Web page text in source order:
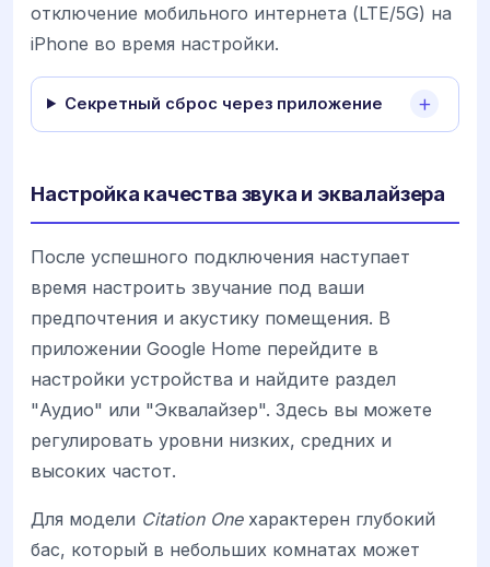
отключение мобильного интернета (LTE/5G) на
iPhone во время настройки.
Секретный сброс через приложение
Настройка качества звука и эквалайзера
После успешного подключения наступает
время настроить звучание под ваши
предпочтения и акустику помещения. В
приложении Google Home перейдите в
настройки устройства и найдите раздел
"Аудио" или "Эквалайзер". Здесь вы можете
регулировать уровни низких, средних и
высоких частот.
Для модели Citation Oneхарактерен глубокий
бас, который в небольших комнатах может